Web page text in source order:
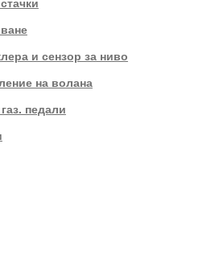
и сензор за ниво
на волана
педали